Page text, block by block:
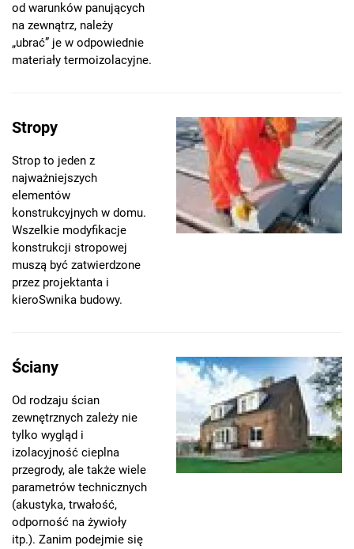
od warunków panujących
na zewnątrz, należy
„ubrać” je w odpowiednie
materiały termoizolacyjne.
Stropy
Strop to jeden z
najważniejszych
elementów
konstrukcyjnych w domu.
Wszelkie modyfikacje
konstrukcji stropowej
muszą być zatwierdzone
przez projektanta i
kieroSwnika budowy.
Ściany
Od rodzaju ścian
zewnętrznych zależy nie
tylko wygląd i
izolacyjność cieplna
przegrody, ale także wiele
parametrów technicznych
(akustyka, trwałość,
odporność na żywioły
itp.). Zanim podejmie się